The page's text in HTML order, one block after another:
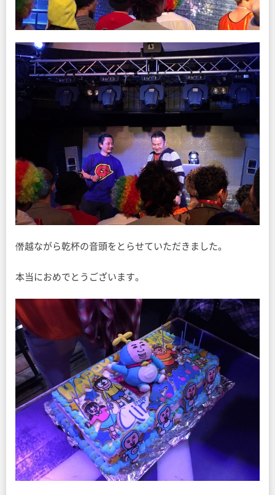
僭越ながら乾杯の音頭をとらせていただきました。
本当におめでとうございます。